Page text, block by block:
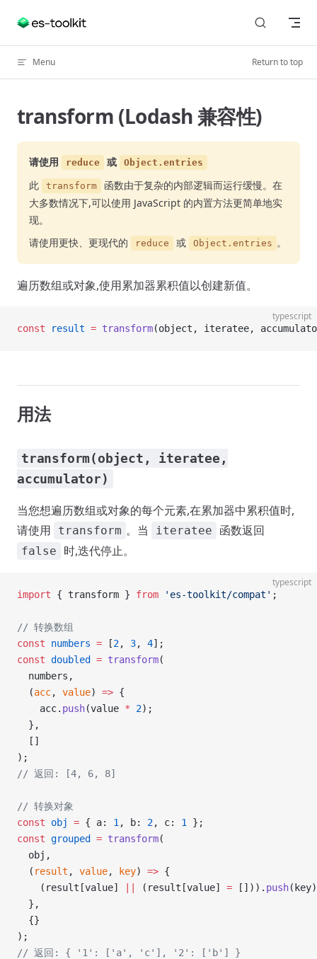
Skip to content
Menu Return to top
transform (Lodash 兼容性)
请使用 reduce 或 Object.entries
此 transform
函数由于复杂的内部逻辑而运行缓慢。在
大多数情况下,可以使用 JavaScript 的内置方法更简单地实
现。
请使用更快、更现代的
reduce 或 Object.entries 。
遍历数组或对象,使用累加器累积值以创建新值。
typescript
const result = transform(object, iteratee,
用法
transform(object, iteratee,
accumulator)
当您想遍历数组或对象的每个元素,在累加器中累积值时,
请使用
transform 。当 iteratee 函数返回
false 时,迭代停止。
typescript
import { transform } from 'es-toolkit/compat' ;
// 转换数组
const numbers = [2, 3, 4];
const doubled = transform(
  numbers,
  (
acc, value) => {
    acc.
push(value * 2);
  },
  []
);
// 返回: [4, 6, 8]
// 转换对象
const obj = { a: 1 , b: 2, c: 1
};
const grouped = transform(
  obj,
  (
result , value, key) => {
    (result[value]
(result[value] = [])). push
  },
  {}
);
// 返回: { '1': ['a', 'c'], '2': ['b'] }